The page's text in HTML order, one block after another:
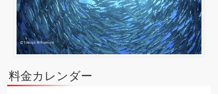
料金カレンダー